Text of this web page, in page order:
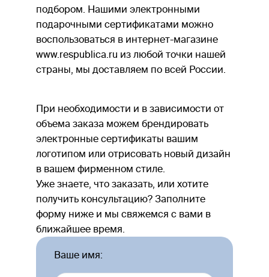
подбором. Нашими электронными
подарочными сертификатами можно
воспользоваться в интернет-магазине
www.respublica.ru из любой точки нашей
страны, мы доставляем по всей России.
При необходимости и в зависимости от
объема заказа можем брендировать
электронные сертификаты вашим
логотипом или отрисовать новый дизайн
в вашем фирменном стиле.
Уже знаете, что заказать, или хотите
получить консультацию? Заполните
форму ниже и мы свяжемся с вами в
ближайшее время.
Ваше имя: